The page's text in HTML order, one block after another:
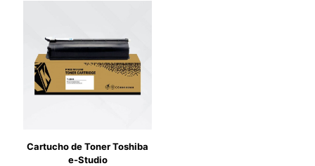
Cartucho de Toner Toshiba
e-Studio